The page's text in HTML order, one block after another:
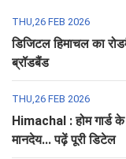
THU,26 FEB 2026
डिजिटल हिमाचल का
ब्रॉडबैंड
THU,26 FEB 2026
Himachal : होम गार्ड
मानदेय... पढ़ें पूरी डिटेल